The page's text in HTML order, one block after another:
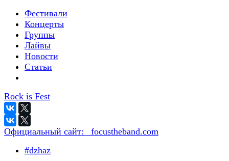
Фестивали
Концерты
Группы
Лайвы
Новости
Статьи
Rock is Fest
Официальный сайт:
_focustheband.com
#dzhaz